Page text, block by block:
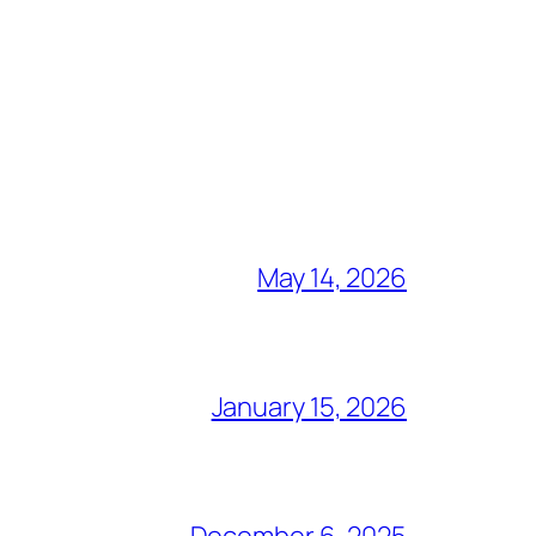
May 14, 2026
January 15, 2026